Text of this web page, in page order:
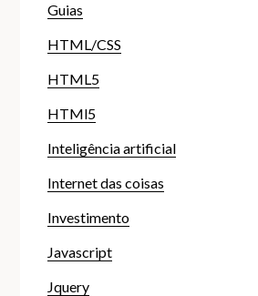
Guias
HTML/CSS
HTML5
HTMl5
Inteligência artificial
Internet das coisas
Investimento
Javascript
Jquery